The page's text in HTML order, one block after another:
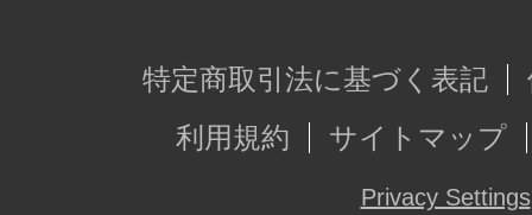
特定商取引法に基づく表記
利用規約
サイトマップ
Privacy Settings